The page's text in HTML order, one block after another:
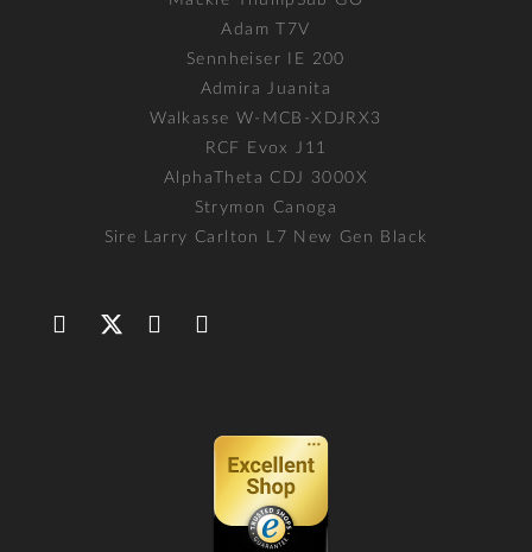
Adam T7V
Sennheiser IE 200
Admira Juanita
Walkasse W-MCB-XDJRX3
RCF Evox J11
AlphaTheta CDJ 3000X
Strymon Canoga
Sire Larry Carlton L7 New Gen Black